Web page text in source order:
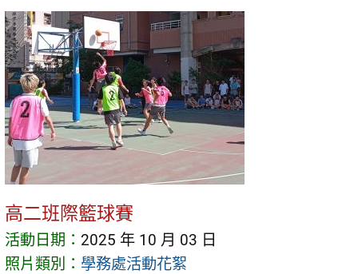
高二班際籃球賽
活動日期： 2025 年 10 月 03 日
照片類別： 學務處活動花絮